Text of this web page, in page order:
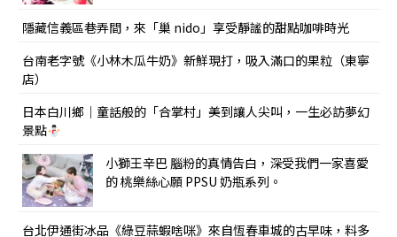
隱藏信義區巷弄間，來「巢 nido」享受靜謐的甜點咖啡時光
台南老字號《小林木瓜牛奶》新鮮現打，吸入滿口的果粒（東寧
店）
日本白川鄉｜童話般的「合掌村」美到讓人尖叫，一生必訪夢幻
景點
小獅王辛巴 腦粉的真情告白，深受我們一家喜愛
的 桃樂絲心願 PPSU 奶瓶系列。
台北伊通街冰品《綠豆蒜蝦啥咪》來自恆春車城的古早味，料多